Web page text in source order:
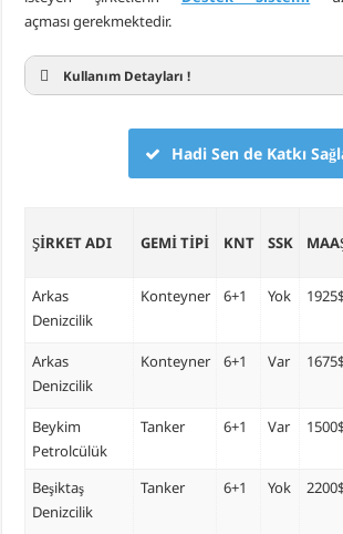
açması gerekmektedir.
Kullanım Detayları !
Hadi Sen de Katkı
ŞIRKET ADI GEMI TIPI KNT SSK
Arkas
Denizcilik
Konteyner 6+1 Yok
Arkas
Denizcilik
Konteyner 6+1 Var
Beykim
Petrolcülük
Tanker 6+1 Var
Beşiktaş
Denizcilik
Tanker 6+1 Yok